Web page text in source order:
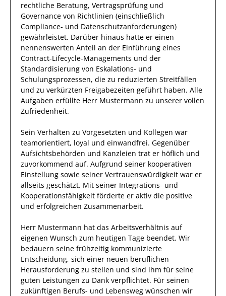
rechtliche Beratung, Vertragsprüfung und
Governance von Richtlinien (einschließlich
Compliance- und Datenschutzanforderungen)
gewährleistet. Darüber hinaus hatte er einen
nennenswerten Anteil an der Einführung eines
Contract-Lifecycle-Managements und der
Standardisierung von Eskalations- und
Schulungsprozessen, die zu reduzierten Streitfällen
und zu verkürzten Freigabezeiten geführt haben. Alle
Aufgaben erfüllte Herr Mustermann zu unserer vollen
Zufriedenheit.
Sein Verhalten zu Vorgesetzten und Kollegen war
teamorientiert, loyal und einwandfrei. Gegenüber
Aufsichtsbehörden und Kanzleien trat er höflich und
zuvorkommend auf. Aufgrund seiner kooperativen
Einstellung sowie seiner Vertrauenswürdigkeit war er
allseits geschätzt. Mit seiner Integrations- und
Kooperationsfähigkeit förderte er aktiv die positive
und erfolgreichen Zusammenarbeit.
Herr Mustermann hat das Arbeitsverhältnis auf
eigenen Wunsch zum heutigen Tage beendet. Wir
bedauern seine frühzeitig kommunizierte
Entscheidung, sich einer neuen beruflichen
Herausforderung zu stellen und sind ihm für seine
guten Leistungen zu Dank verpflichtet. Für seinen
zukünftigen Berufs- und Lebensweg wünschen wir